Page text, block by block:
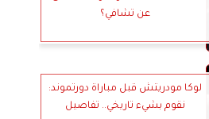
عن تشافي؟
لوكا مودريتش قبل مباراة دورتموند:
نقوم بشيء تاريخي.. تفاصيل